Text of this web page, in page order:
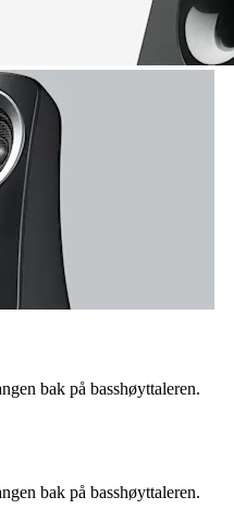
bak på basshøyttaleren.
bak på basshøyttaleren.